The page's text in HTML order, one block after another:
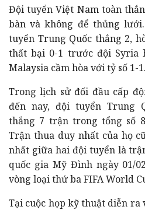
Đội tuyển Việt Nam toàn
bàn và không để thủng
tuyển Trung Quốc thắng 2,
thất bại 0-1 trước đội Syria
Malaysia cầm hòa với tỷ số 1-1.
Trong lịch sử đối đầu cấp
đến nay, đội tuyển Trung
thắng 7 trận trong tổng số
Trận thua duy nhất của họ
nhất giữa hai đội tuyển là
quốc gia Mỹ Đình ngày 01/
vòng loại thứ ba FIFA World
Tại cuộc họp kỹ thuật diễn ra